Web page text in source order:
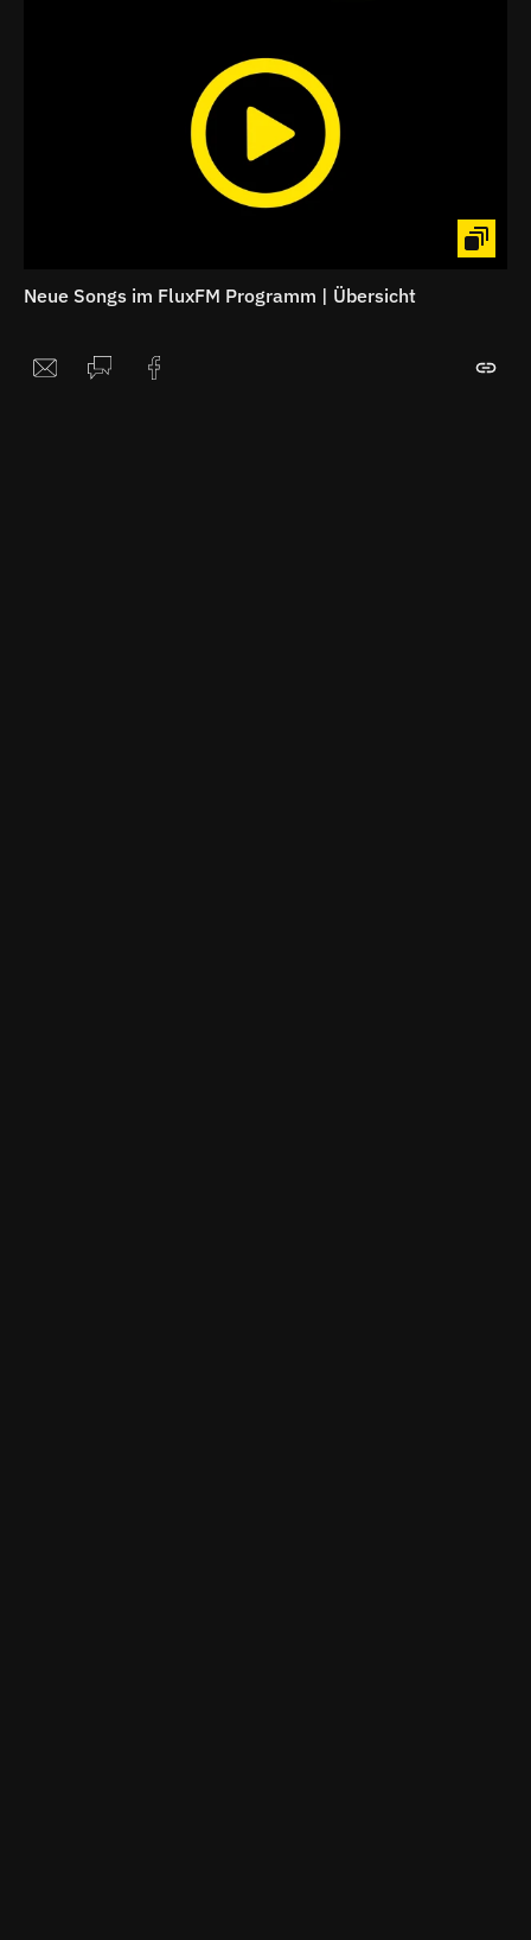
Neue Songs im FluxFM Programm | Übersicht